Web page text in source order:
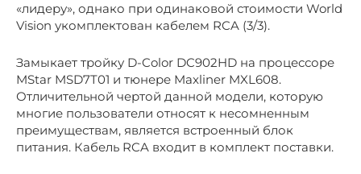
«лидеру», однако при одинаковой стоимости World
Vision укомплектован кабелем RCA (3/3).
Замыкает тройку D-Color DC902HD на процессоре
MStar MSD7T01 и тюнере Maxliner MXL608.
Отличительной чертой данной модели, которую
многие пользователи относят к несомненным
преимуществам, является встроенный блок
питания. Кабель RCA входит в комплект поставки.